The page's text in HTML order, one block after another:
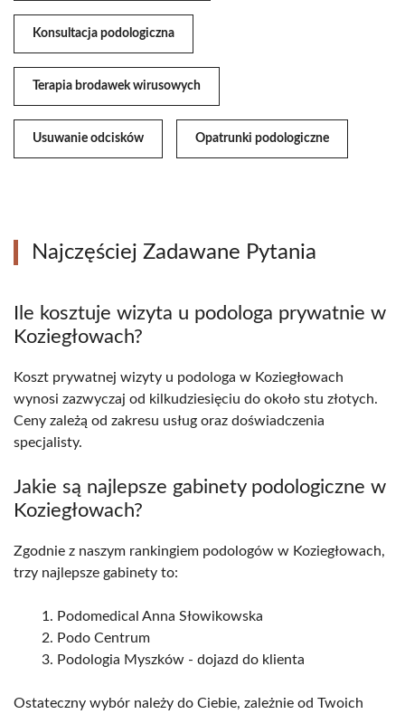
Konsultacja podologiczna
Terapia brodawek wirusowych
Usuwanie odcisków Opatrunki podologiczne
Najczęściej Zadawane Pytania
Ile kosztuje wizyta u podologa prywatnie w
Koziegłowach?
Koszt prywatnej wizyty u podologa w Koziegłowach
wynosi zazwyczaj od kilkudziesięciu do około stu złotych.
Ceny zależą od zakresu usług oraz doświadczenia
specjalisty.
Jakie są najlepsze gabinety podologiczne w
Koziegłowach?
Zgodnie z naszym rankingiem podologów w Koziegłowach,
trzy najlepsze gabinety to:
Podomedical Anna Słowikowska
Podo Centrum
Podologia Myszków - dojazd do klienta
Ostateczny wybór należy do Ciebie, zależnie od Twoich